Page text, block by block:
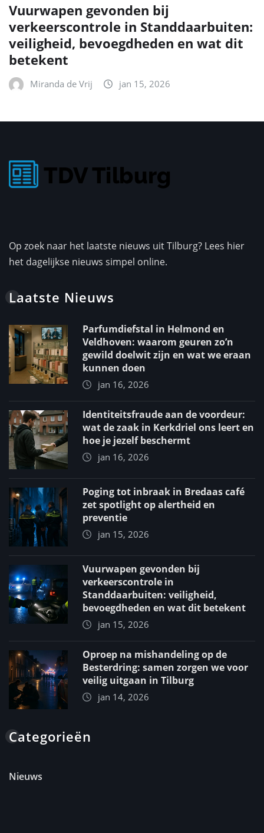
Vuurwapen gevonden bij
verkeerscontrole in Standdaarbuiten:
veiligheid, bevoegdheden en wat dit
betekent
Miranda de Vrij jan 15, 2026
Op zoek naar het laatste nieuws uit Tilburg? Lees hier
het dagelijkse nieuws simpel online.
Laatste Nieuws
Parfumdiefstal in Helmond en
Veldhoven: waarom geuren zo’n
gewild doelwit zijn en wat we eraan
kunnen doen
jan 16, 2026
Identiteitsfraude aan de voordeur:
wat de zaak in Kerkdriel ons leert en
hoe je jezelf beschermt
jan 16, 2026
Poging tot inbraak in Bredaas café
zet spotlight op alertheid en
preventie
jan 15, 2026
Vuurwapen gevonden bij
verkeerscontrole in
Standdaarbuiten: veiligheid,
bevoegdheden en wat dit betekent
jan 15, 2026
Oproep na mishandeling op de
Besterdring: samen zorgen we voor
veilig uitgaan in Tilburg
jan 14, 2026
Categorieën
Nieuws